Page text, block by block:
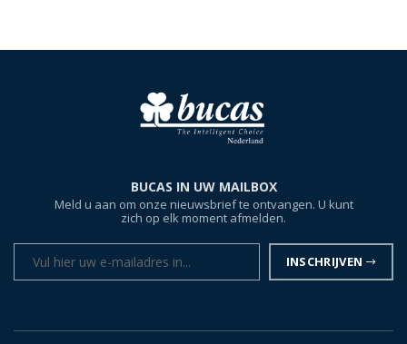
BUCAS IN UW MAILBOX
Meld u aan om onze nieuwsbrief te ontvangen. U kunt
zich op elk moment afmelden.
INSCHRIJVEN